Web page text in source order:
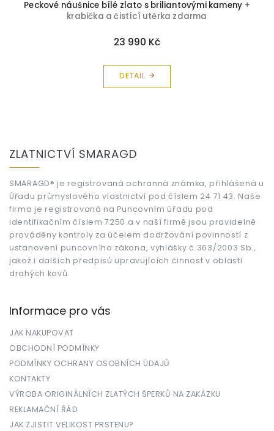
Peckové náušnice bílé zlato s briliantovými kameny +
krabička a čistící utěrka zdarma
23 990 Kč
DETAIL
ZLATNICTVÍ SMARAGD
SMARAGD® je registrovaná ochranná známka, přihlášená u
Úřadu průmyslového vlastnictví pod číslem 24 71 43. Naše
firma je registrovaná na Puncovním úřadu pod
identifikačním číslem 7250 a v naší firmě jsou pravidelně
prováděny kontroly za účelem dodržování povinností z
ustanovení puncovního zákona, vyhlášky č.363/2003 Sb.,
jakož i dalších předpisů upravujících činnost v oblasti
drahých kovů.
Informace pro vás
JAK NAKUPOVAT
OBCHODNÍ PODMÍNKY
PODMÍNKY OCHRANY OSOBNÍCH ÚDAJŮ
KONTAKTY
VÝROBA ORIGINÁLNÍCH ZLATÝCH ŠPERKŮ NA ZAKÁZKU
REKLAMAČNÍ ŘÁD
JAK ZJISTIT VELIKOST PRSTENU?